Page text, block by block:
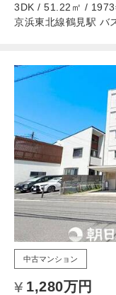
3DK / 51.22㎡ / 1973
京浜東北線鶴見駅 バ
中古マンション
1,280万円